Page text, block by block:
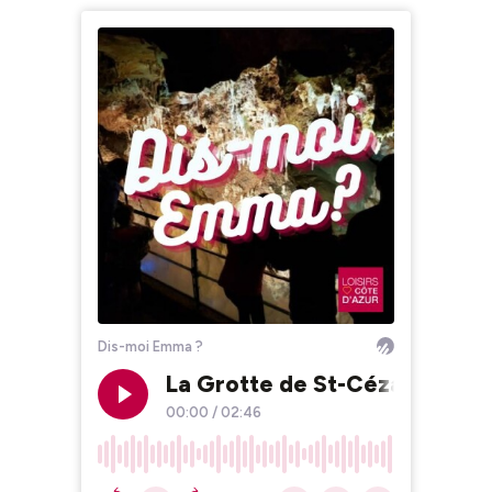
Dis-moi Emma ?
La Grotte de St-Cézaire,
00:00 / 02:46